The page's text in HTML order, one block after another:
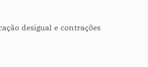
desigual e contrações